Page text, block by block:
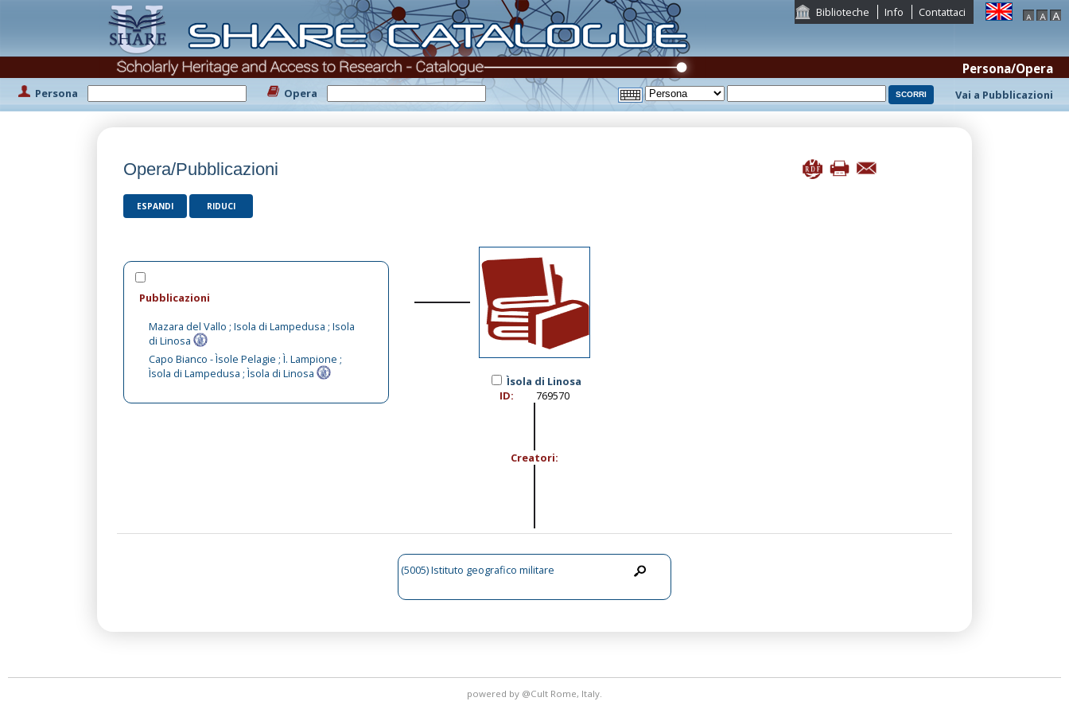
Biblioteche Info Contattaci
Persona Opera
Persona/Opera
Vai a Pubblicazioni
Opera/Pubblicazioni
ESPANDI RIDUCI
Pubblicazioni
Mazara del Vallo ; Isola di Lampedusa ; Isola
di Linosa
Capo Bianco - Ìsole Pelagie ; Ì. Lampione ;
Ìsola di Lampedusa ; Ìsola di Linosa
Ìsola di Linosa
ID:
769570
Creatori:
(5005) Istituto geografico militare
powered by @Cult Rome, Italy.